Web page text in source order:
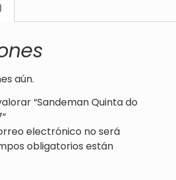
aún.
“Sandeman Quinta do
electrónico no será
obligatorios están